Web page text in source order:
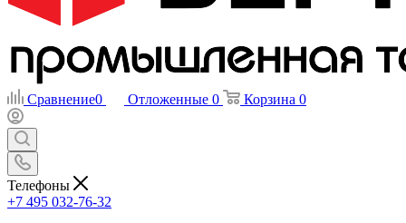
Сравнение0 Отложенные 0 Корзина 0
Телефоны
+7 495 032-76-32